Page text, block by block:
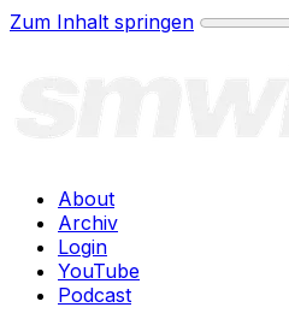
Zum Inhalt springen
About
Archiv
Login
YouTube
Podcast